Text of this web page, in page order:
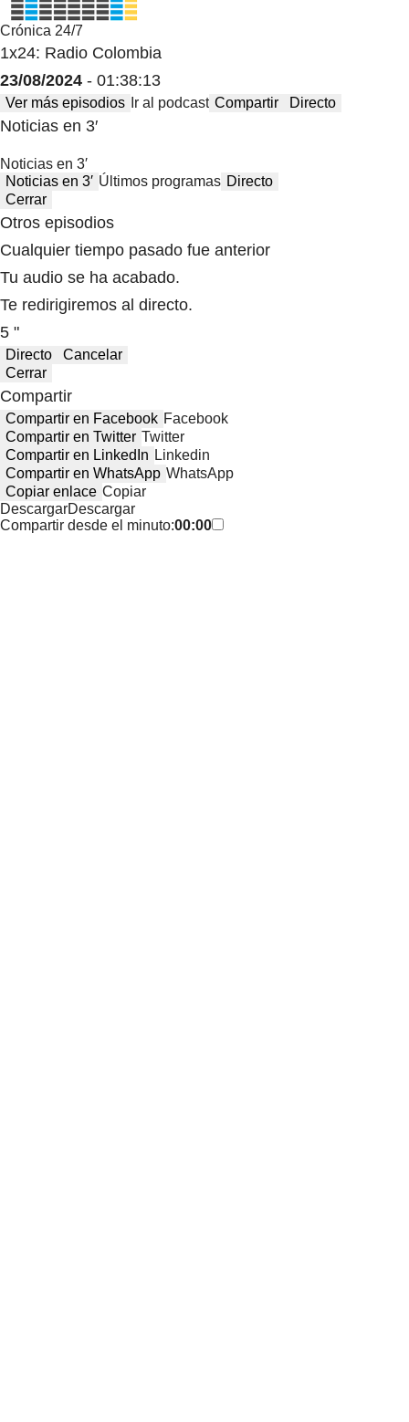
Crónica 24/7
1x24: Radio Colombia
23/08/2024 - 01:38:13
Ver más episodios Ir al podcast Compartir Directo
Noticias en 3′
Noticias en 3′
Noticias en 3′ Últimos programas Directo
Cerrar
Otros episodios
Cualquier tiempo pasado fue anterior
Tu audio se ha acabado.
Te redirigiremos al directo.
5 "
Directo
Cancelar
Cerrar
Compartir
Compartir en Facebook Facebook
Compartir en Twitter Twitter
Compartir en LinkedIn Linkedin
Compartir en WhatsApp WhatsApp
Copiar enlace Copiar
DescargarDescargar
Compartir desde el minuto:00:00